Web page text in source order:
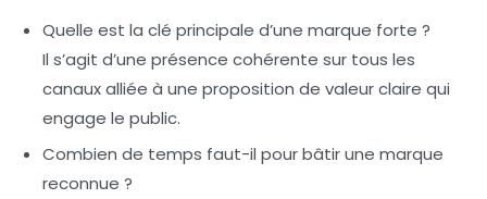
Quelle est la clé principale d’une marque forte ?
Il s’agit d’une présence cohérente sur tous les
canaux alliée à une proposition de valeur claire qui
engage le public.
Combien de temps faut-il pour bâtir une marque
reconnue ?